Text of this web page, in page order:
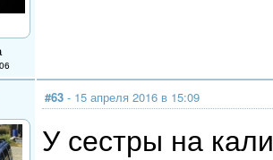
#63 - 15 апреля 2016 в 15:09
У сестры на